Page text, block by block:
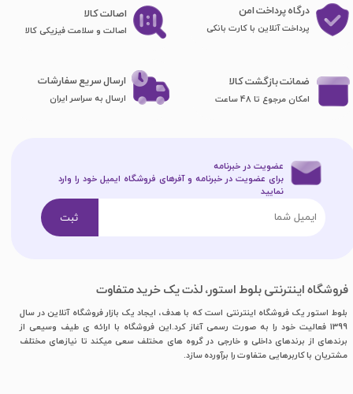
درگاه پرداخت امن
پرداخت آنلاین با کارت بانکی
فروشگاه اینترنتی بلوط استور، لذت یک خرید متفاوت
بلوط استور یک فروشگاه اینترنتی است که با هدف، ایجاد یک بازار فروشگاه آنلاین در سال
1399 فعالیت خود را به صورت رسمی آغاز کرد.این فروشگاه با ارائه ی طیف وسیعی از
برندهای از برندهای داخلی و خارجی در گروه های مختلف سعی میکند تا نیازهای مختلف
مشتریان با کاربرهایی متفاوت را برآورده سازد.
اصا​​​​​​​لت کالا
اصالت و سلامت فیزیکی کالا
ضمانت بازگشت کالا
امکان مرجوع تا 48 ساعت
ارسال سریع سفارشات
ارسال به سراسر ایران
عضویت در خبرنامه
برای عضویت در خبرنامه و آفرهای فروشگاه ایمیل خود را وارد
نمایید​​​​​​​
ثبت